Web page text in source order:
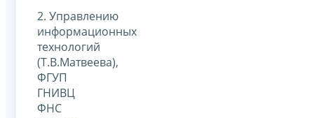
2. Управлению
информационных
технологий
(Т.В.Матвеева),
ФГУП
ГНИВЦ
ФНС